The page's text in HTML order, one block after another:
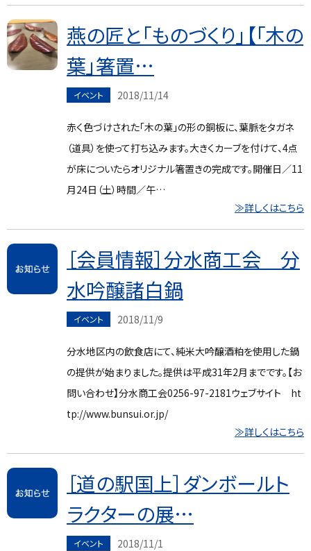
燕の匠と「ものづくり」【「木の
葉」箸置…
イベント 2018/11/14
赤く色づけされた「木の葉」の形の銅板に、葉脈をタガネ
（道具）を使って打ち込みます。大きくカーブを付けて、4点
が床についたらオリジナル箸置きの完成です。開催日／11
月24日（土）時間／午…
≫詳しくはこちら
［会員情報］分水商工会 分
水吟醸諸白鍋
イベント 2018/11/9
分水地区内の飲食店にて、純米大吟醸酒粕を使用した鍋
の提供が始まりました。提供は平成31年2月までです。【お
問い合わせ】分水商工会0256-97-2181ウェブサイト ht
tp://www.bunsui.or.jp/
≫詳しくはこちら
［道の駅国上］ダンボールト
ラクターの展…
イベント 2018/11/1